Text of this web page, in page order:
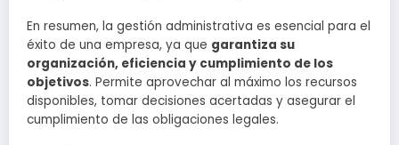
En resumen, la gestión administrativa es esencial para el
éxito de una empresa, ya que garantiza su
organización, eficiencia y cumplimiento de los
objetivos. Permite aprovechar al máximo los recursos
disponibles, tomar decisiones acertadas y asegurar el
cumplimiento de las obligaciones legales.